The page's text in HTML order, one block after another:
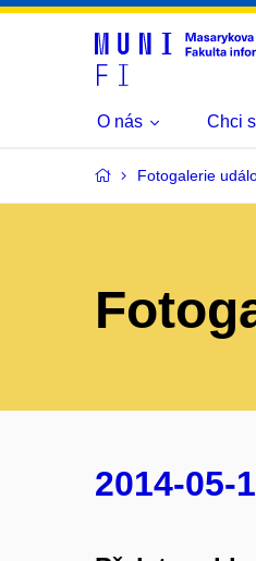
O nás Chci
Fotogalerie
2014-05-